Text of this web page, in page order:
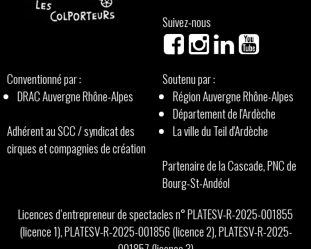
Suivez-nous
Conventionné par :
DRAC Auvergne Rhône-Alpes
Adhérent au SCC / syndicat des
cirques et compagnies de création
Soutenu par :
Région Auvergne Rhône-Alpes
Département de l'Ardèche
La ville du Teil d'Ardèche
Partenaire de la Cascade, PNC de
Bourg-St-Andéol
Licences d’entrepreneur de spectacles n° PLATESV-R-2025-001855
(licence 1), PLATESV-R-2025-001856 (licence 2), PLATESV-R-2025-